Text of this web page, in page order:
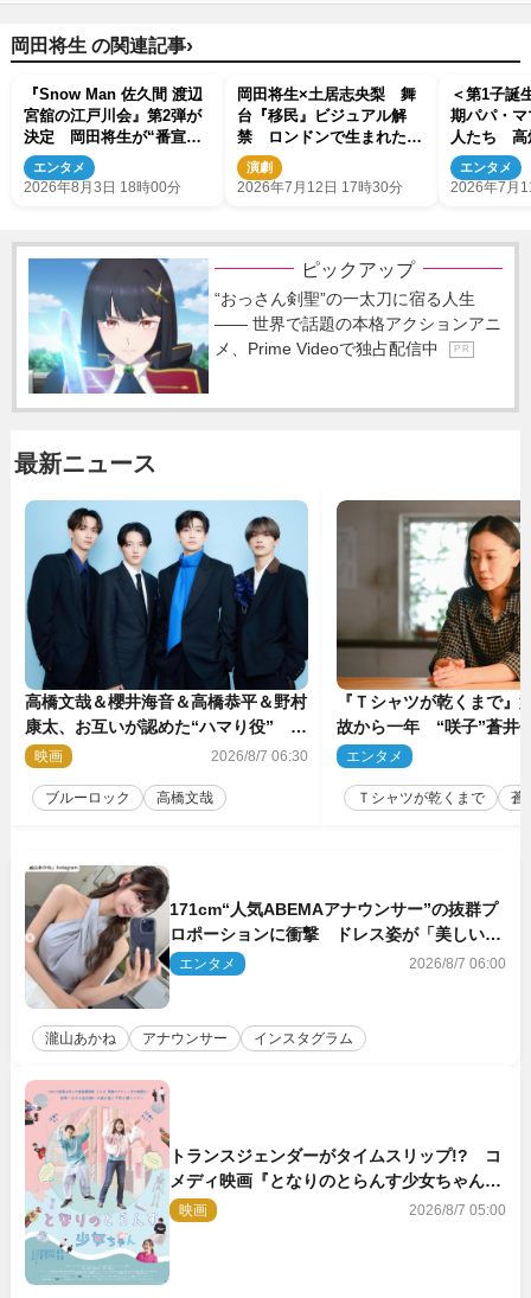
岡田将生 の関連記事›
『Snow Man 佐久間 渡辺
宮舘の江戸川会』第2弾が
決定 岡田将生が“番宣な
し”で再登場
エンタメ
2026年8月3日 18時00分
岡田将生×土居志央梨 舞
台『移民』ビジュアル解
禁 ロンドンで生まれた物
語が東京へ
演劇
2026年7月12日 17時30分
＜第1子誕
期パパ・
人たち 高
剛、藤田
数
エンタメ
2026年7月
ピックアップ
“おっさん剣聖”の一太刀に宿る人生
―― 世界で話題の本格アクションアニ
メ、Prime Videoで独占配信中
P R
最新ニュース
高橋文哉＆櫻井海音＆高橋恭平＆野村
康太、お互いが認めた“ハマり役”
『ブルーロック』で築いた最高のチー
映画 2026/8/7 06:30
ブルーロック 高橋文哉
『Ｔシャツが乾くまで』
故から一年 “咲子”蒼井
島歩は心を許しあえる関
エンタメ
Ｔシャツが乾くまで 蒼
171cm“人気ABEMAアナウンサー”の抜群プ
ロポーションに衝撃 ドレス姿が「美しい」
「品がありすぎる」
エンタメ 2026/8/7 06:00
瀧山あかね アナウンサー インスタグラム
トランスジェンダーがタイムスリップ!? コ
メディ映画『となりのとらんす少女ちゃん』
11.7公開決定
映画 2026/8/7 05:00